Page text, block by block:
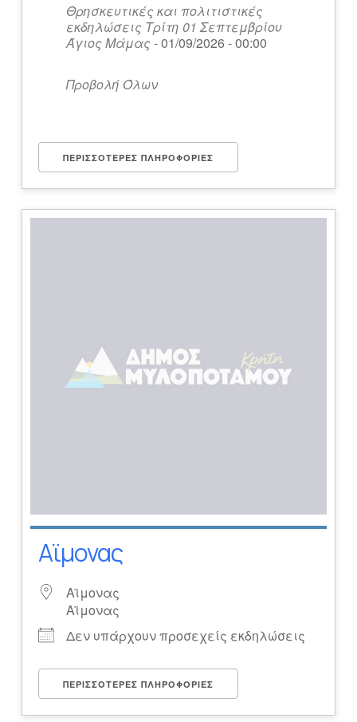
Θρησκευτικές και πολιτιστικές
εκδηλώσεις Τρίτη 01 Σεπτεμβρίου
Άγιος Μάμας - 01/09/2026 - 00:00
Προβολή Όλων
ΠΕΡΙΣΣΌΤΕΡΕΣ ΠΛΗΡΟΦΟΡΊΕΣ
Αϊμονας
Αϊμονας
Αϊμονας
Δεν υπάρχουν προσεχείς εκδηλώσεις
ΠΕΡΙΣΣΌΤΕΡΕΣ ΠΛΗΡΟΦΟΡΊΕΣ